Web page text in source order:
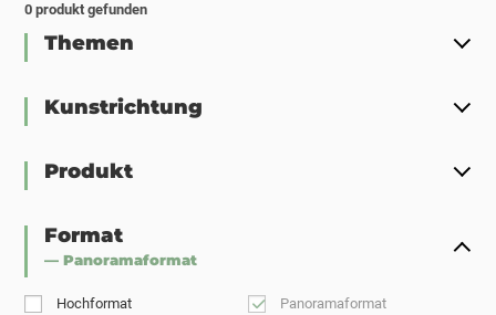
0 produkt gefunden
Themen
Kunstrichtung
Produkt
Format
— Panoramaformat
Hochformat Panoramaformat